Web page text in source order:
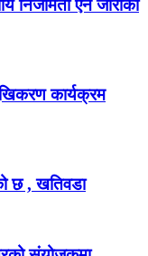
निजामती ऐन जारीको
कार्यक्रम
छ , खतिवडा